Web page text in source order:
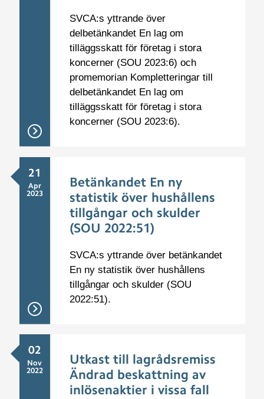
SVCA:s yttrande över
delbetänkandet En lag om
tilläggsskatt för företag i stora
koncerner (SOU 2023:6) och
promemorian Kompletteringar till
delbetänkandet En lag om
tilläggsskatt för företag i stora
koncerner (SOU 2023:6).
21
Apr
2023
Betänkandet En ny
statistik över hushållens
tillgångar och skulder
(SOU 2022:51)
SVCA:s yttrande över betänkandet
En ny statistik över hushållens
tillgångar och skulder (SOU
2022:51).
02
Nov
2022
Utkast till lagrådsremiss
Ändrad beskattning av
inlösenaktier i vissa fall